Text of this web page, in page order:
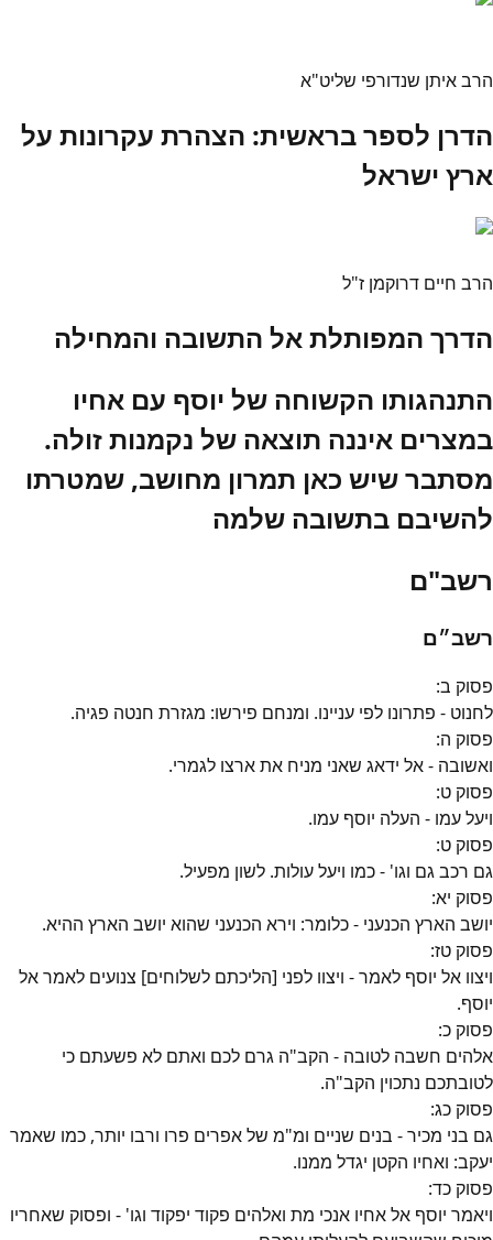
הרב איתן שנדורפי שליט"א
הדרן לספר בראשית: הצהרת עקרונות על
ארץ ישראל
הרב חיים דרוקמן ז"ל
הדרך המפותלת אל התשובה והמחילה
התנהגותו הקשוחה של יוסף עם אחיו
במצרים איננה תוצאה של נקמנות זולה.
מסתבר שיש כאן תמרון מחושב, שמטרתו
להשיבם בתשובה שלמה
רשב"ם
רשב״ם
פסוק ב:
לחנוט - פתרונו לפי עניינו. ומנחם פירשו: מגזרת חנטה פגיה.
פסוק ה:
ואשובה - אל ידאג שאני מניח את ארצו לגמרי.
פסוק ט:
ויעל עמו - העלה יוסף עמו.
פסוק ט:
גם רכב גם וגו' - כמו ויעל עולות. לשון מפעיל.
פסוק יא:
יושב הארץ הכנעני - כלומר: וירא הכנעני שהוא יושב הארץ ההיא.
פסוק טז:
ויצוו אל יוסף לאמר - ויצוו לפני [הליכתם לשלוחים] צנועים לאמר אל
יוסף.
פסוק כ:
אלהים חשבה לטובה - הקב"ה גרם לכם ואתם לא פשעתם כי
לטובתכם נתכוין הקב"ה.
פסוק כג:
גם בני מכיר - בנים שניים ומ"מ של אפרים פרו ורבו יותר, כמו שאמר
יעקב: ואחיו הקטן יגדל ממנו.
פסוק כד:
ויאמר יוסף אל אחיו אנכי מת ואלהים פקוד יפקוד וגו' - ופסוק שאחריו